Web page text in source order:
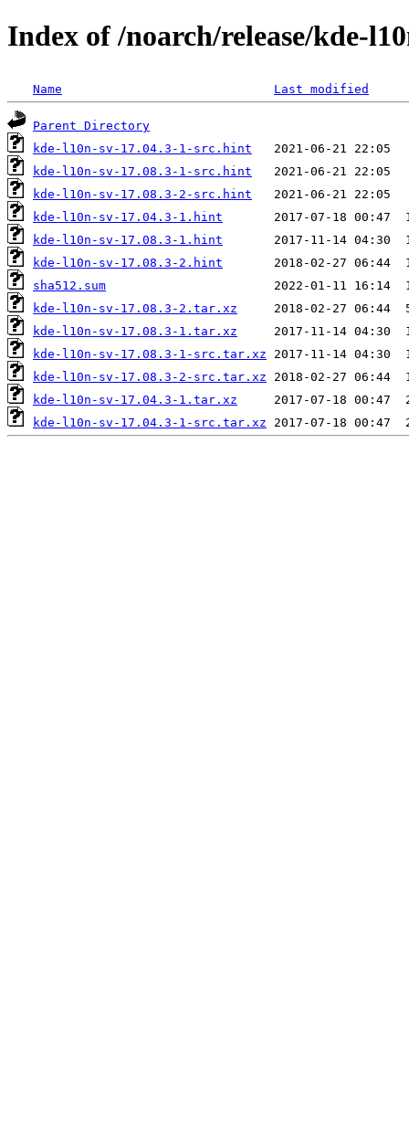
Index of /noarch/release/kde-
Name Last modified
Parent Directory
kde-l10n-sv-17.04.3-1-src.hint
kde-l10n-sv-17.08.3-1-src.hint
kde-l10n-sv-17.08.3-2-src.hint
kde-l10n-sv-17.04.3-1.hint
kde-l10n-sv-17.08.3-1.hint
kde-l10n-sv-17.08.3-2.hint
sha512.sum
kde-l10n-sv-17.08.3-2.tar.xz
kde-l10n-sv-17.08.3-1.tar.xz
kde-l10n-sv-17.08.3-1-src.tar.xz
kde-l10n-sv-17.08.3-2-src.tar.xz
kde-l10n-sv-17.04.3-1.tar.xz
kde-l10n-sv-17.04.3-1-src.tar.xz